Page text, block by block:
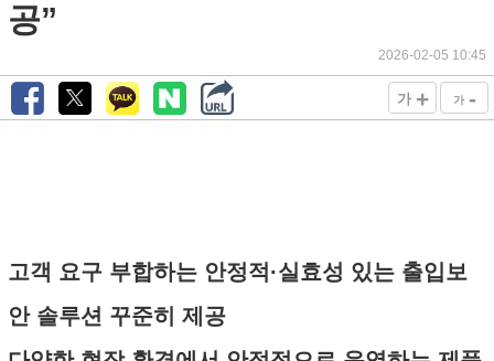
공”
2026-02-05 10:45
가 + 가 -
고객 요구 부합하는 안정적·실효성 있는 출입보
안 솔루션 꾸준히 제공